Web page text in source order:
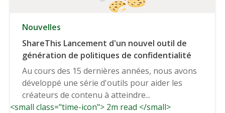
Nouvelles
ShareThis Lancement d'un nouvel outil de
génération de politiques de confidentialité
Au cours des 15 dernières années, nous avons
développé une série d'outils pour aider les
créateurs de contenu à atteindre...
<small class="time-icon"> 2m read </small>